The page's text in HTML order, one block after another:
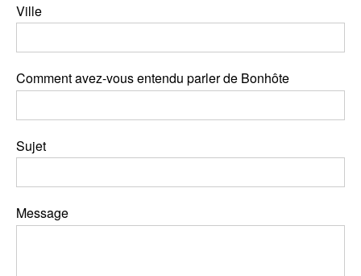
Ville
Comment avez-vous entendu parler de Bonhôte
Sujet
Message